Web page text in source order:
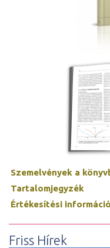
Szemelvények a
Tartalomjegyzék
Értékesítési információ
Friss Hírek